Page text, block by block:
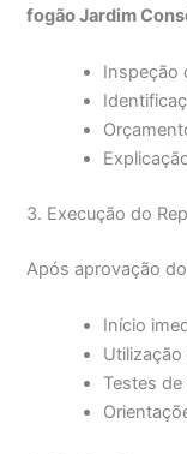
fogão Jardim
Inspeção
3. Execução do
Após aprovação
Início
Testes